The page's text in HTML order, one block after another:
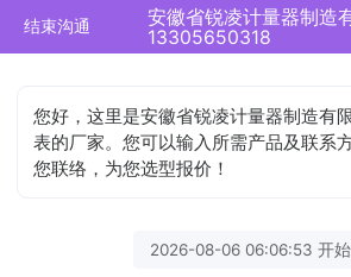
结束沟通
13305650318
您好，这里是安徽省锐凌计量器制造有
表的厂家。您可以输入所需产品及联系
您联络，为您选型报价！
2026-08-06 06:06:53 开